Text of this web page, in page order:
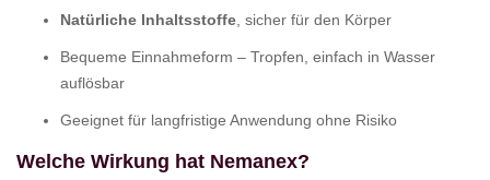
Natürliche Inhaltsstoffe, sicher für den Körper
Bequeme Einnahmeform – Tropfen, einfach in Wasser
auflösbar
Geeignet für langfristige Anwendung ohne Risiko
Welche Wirkung hat Nemanex?